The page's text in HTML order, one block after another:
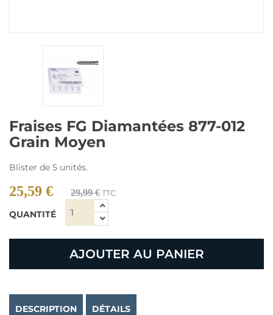
Fraises FG Diamantées 877-012
Grain Moyen
Blister de 5 unités.
25,59 € 29,99 €TTC
QUANTITÉ
AJOUTER AU PANIER
DESCRIPTION DÉTAILS